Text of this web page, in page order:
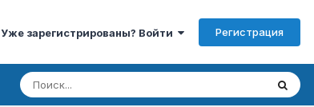
Уже зарегистрированы? Войти Регистрация